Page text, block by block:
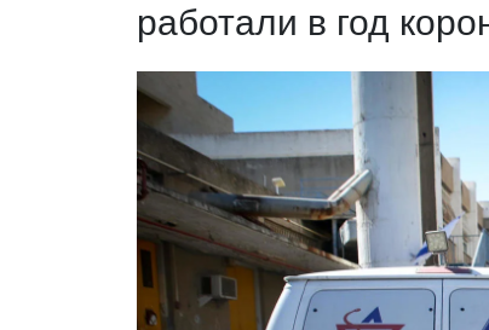
работали в год